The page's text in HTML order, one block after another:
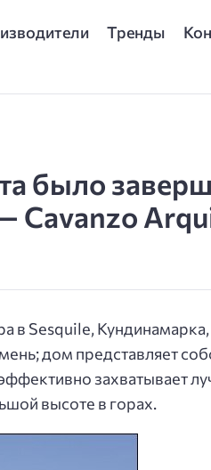
Тренды
было
— Cavanzo
в Sesquile,
дом представляет
захватывает
высоте в горах.